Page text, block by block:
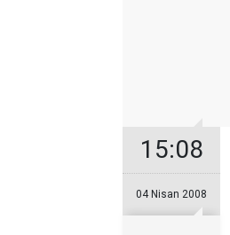
15:08
04 Nisan 2008